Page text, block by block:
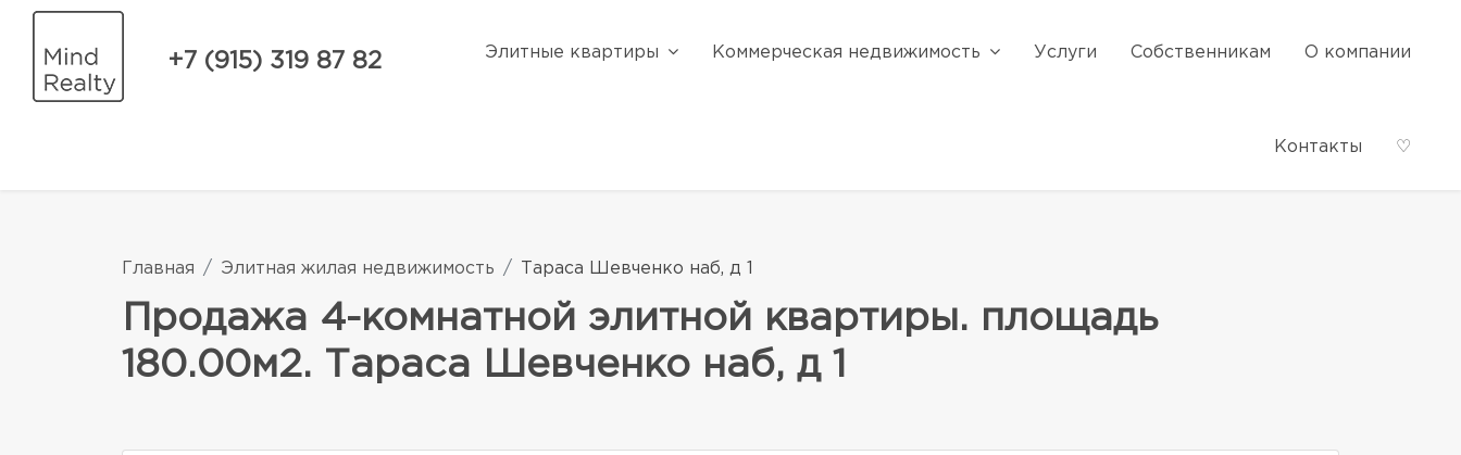
+7 (915) 319 87 82 Элитные квартиры Коммерческая недвижимость Услуги Собственникам О компании
Контакты ♡
Главная Элитная жилая недвижимость Тараса Шевченко наб, д 1
Продажа 4-комнатной элитной квартиры. площадь
180.00м2. Тараса Шевченко наб, д 1